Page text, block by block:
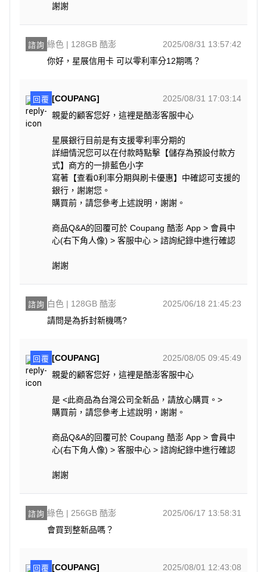
謝謝
諮詢 綠色 | 128GB 酷澎
2025/08/31 13:57:42
你好，星展信用卡 可以零利率分12期嗎？
回覆 [COUPANG]
2025/08/31 17:03:14
親愛的顧客您好，這裡是酷澎客服中心
星展銀行目前是有支援零利率分期的
詳細情況您可以在付款時點擊【儲存為預設付款方
式】商方的一排藍色小字
寫著【查看0利率分期與刷卡優惠】中確認可支援的
銀行，謝謝您。
購買前，請您參考上述說明，謝謝。
商品Q&A的回覆可於 Coupang 酷澎 App > 會員中
心(右下角人像) > 客服中心 > 諮詢紀錄中進行確認
謝謝
諮詢 白色 | 128GB 酷澎
2025/06/18 21:45:23
請問是為拆封新機嗎?
回覆 [COUPANG]
2025/08/05 09:45:49
親愛的顧客您好，這裡是酷澎客服中心
是 <此商品為台灣公司全新品，請放心購買。>
購買前，請您參考上述說明，謝謝。
商品Q&A的回覆可於 Coupang 酷澎 App > 會員中
心(右下角人像) > 客服中心 > 諮詢紀錄中進行確認
謝謝
諮詢 綠色 | 256GB 酷澎
2025/06/17 13:58:31
會買到整新品嗎？
回覆 [COUPANG] 2025/08/01 12:43:08